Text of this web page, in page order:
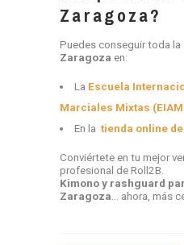
Zaragoza?
Puedes conseguir toda la
Zaragoza en:
La Escuela
Marciales Mixtas
En latienda online de
Conviértete en tu mejor
profesional de Roll2B.
Kimono y rashguard
Zaragoza… ahora, más